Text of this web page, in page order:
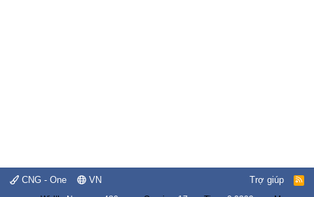
CNG - One VN Trợ giúp
R